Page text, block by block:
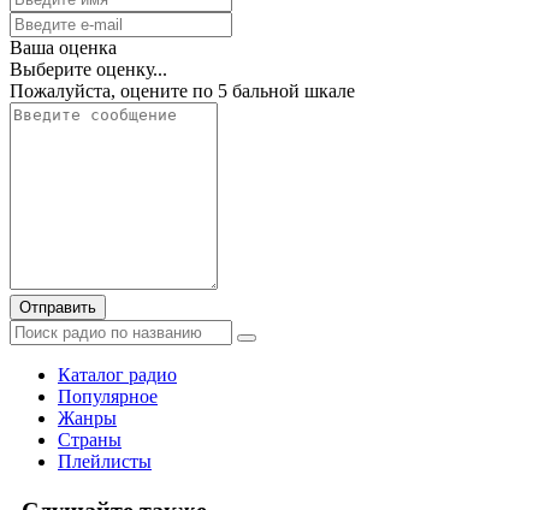
Ваша оценка
Выберите оценку...
Пожалуйста, оцените по 5 бальной шкале
Отправить
Каталог радио
Популярное
Жанры
Страны
Плейлисты